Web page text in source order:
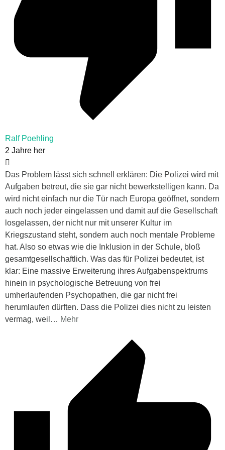
Ralf Poehling
2 Jahre her
Das Problem lässt sich schnell erklären: Die Polizei wird mit
Aufgaben betreut, die sie gar nicht bewerkstelligen kann. Da
wird nicht einfach nur die Tür nach Europa geöffnet, sondern
auch noch jeder eingelassen und damit auf die Gesellschaft
losgelassen, der nicht nur mit unserer Kultur im
Kriegszustand steht, sondern auch noch mentale Probleme
hat. Also so etwas wie die Inklusion in der Schule, bloß
gesamtgesellschaftlich. Was das für Polizei bedeutet, ist
klar: Eine massive Erweiterung ihres Aufgabenspektrums
hinein in psychologische Betreuung von frei
umherlaufenden Psychopathen, die gar nicht frei
herumlaufen dürften. Dass die Polizei dies nicht zu leisten
vermag, weil … Mehr